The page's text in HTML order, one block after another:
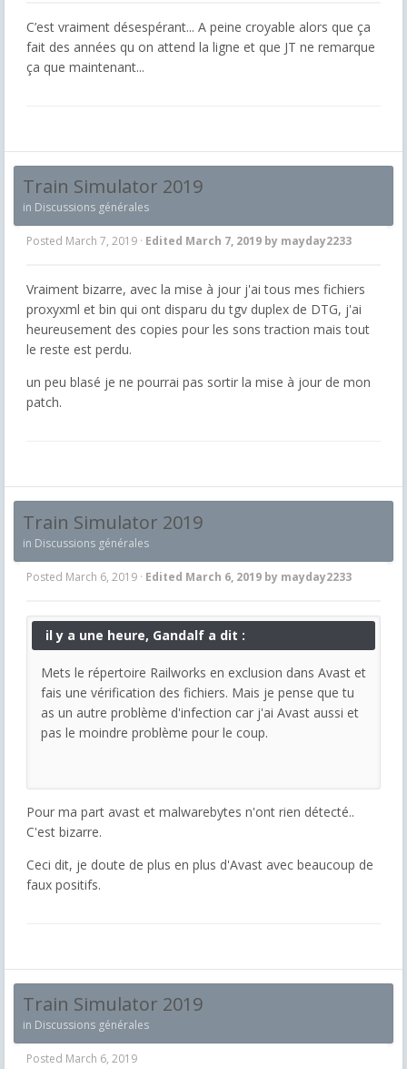
C’est vraiment désespérant... A peine croyable alors que ça
fait des années qu on attend la ligne et que JT ne remarque
ça que maintenant...
Train Simulator 2019
in Discussions générales
Posted March 7, 2019 · Edited March 7, 2019 by mayday2233
Vraiment bizarre, avec la mise à jour j'ai tous mes fichiers
proxyxml et bin qui ont disparu du tgv duplex de DTG, j'ai
heureusement des copies pour les sons traction mais tout
le reste est perdu.
un peu blasé je ne pourrai pas sortir la mise à jour de mon
patch.
Train Simulator 2019
in Discussions générales
Posted March 6, 2019 · Edited March 6, 2019 by mayday2233
il y a une heure, Gandalf a dit :
Mets le répertoire Railworks en exclusion dans Avast et
fais une vérification des fichiers. Mais je pense que tu
as un autre problème d'infection car j'ai Avast aussi et
pas le moindre problème pour le coup.
Pour ma part avast et malwarebytes n'ont rien détecté..
C'est bizarre.
Ceci dit, je doute de plus en plus d'Avast avec beaucoup de
faux positifs.
Train Simulator 2019
in Discussions générales
Posted March 6, 2019